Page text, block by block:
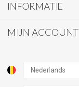
INFORMATIE
MIJN ACCOUNT